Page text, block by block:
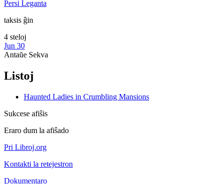
Persi Leganta
taksis ĝin
4 steloj
Jun 30
Antaŭe Sekva
Listoj
Haunted Ladies in Crumbling Mansions
Sukcese afiŝis
Eraro dum la afiŝado
Pri Libroj.org
Kontakti la retejestron
Dokumentaro